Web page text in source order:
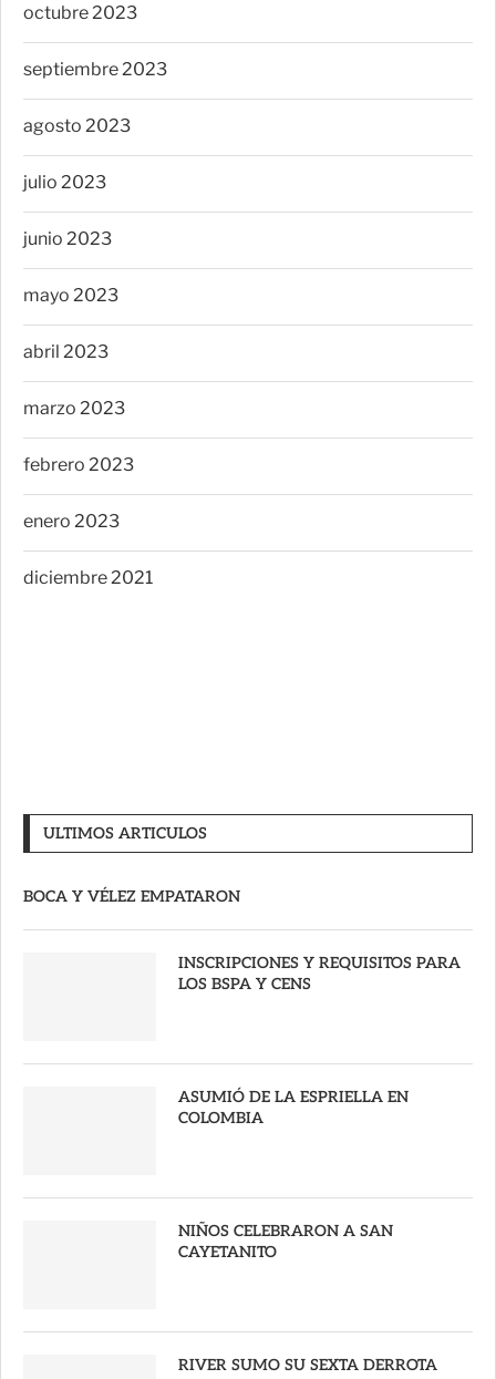
octubre 2023
septiembre 2023
agosto 2023
julio 2023
junio 2023
mayo 2023
abril 2023
marzo 2023
febrero 2023
enero 2023
diciembre 2021
ULTIMOS ARTICULOS
BOCA Y VÉLEZ EMPATARON
INSCRIPCIONES Y REQUISITOS PARA
LOS BSPA Y CENS
ASUMIÓ DE LA ESPRIELLA EN
COLOMBIA
NIÑOS CELEBRARON A SAN
CAYETANITO
RIVER SUMO SU SEXTA DERROTA